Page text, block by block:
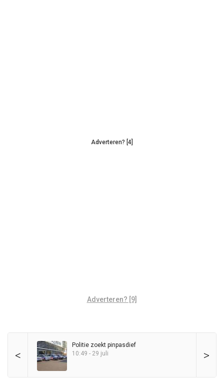
Adverteren? [4]
Adverteren? [9]
< >
Politie zoekt pinpasdief
10:49 - 29 juli